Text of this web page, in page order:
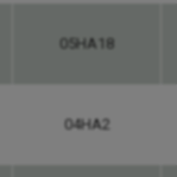
05HA18
04HA2